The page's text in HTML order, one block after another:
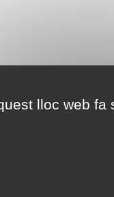
lloc web fa